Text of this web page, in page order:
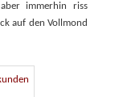
immerhin riss
auf den Vollmond